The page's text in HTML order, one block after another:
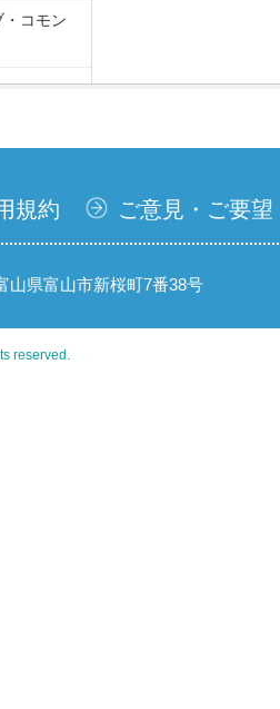
・コモン
規約 ご意見・ご要望
県富山市新桜町7番38号
reserved.